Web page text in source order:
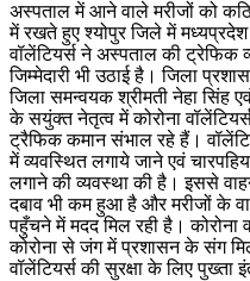
अस्पताल में आने वाले मरीजों को
में रखते हुए श्योपुर जिले में
वॉलेंटियर्स ने अस्पताल की ट्रेफिक
जिम्मेदारी भी उठाई है। जिला
जिला समन्वयक श्रीमती नेहा सिंह
के सयुंक्त नेतृत्व में कोरोना
ट्रैफिक कमान संभाल रहे हैं।
में व्यवस्थित लगाये जाने एवं
लगाने की व्यवस्था की है। इससे
दबाव भी कम हुआ है और मरीजों के
पहुँचने में मदद मिल रही है। कोरोना
कोरोना से जंग में प्रशासन के संग
वॉलेंटियर्स की सुरक्षा के लिए पुख्ता